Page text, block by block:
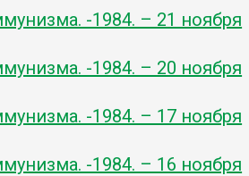
-1984. – 21 ноября
-1984. – 20 ноября
-1984. – 17 ноября
-1984. – 16 ноября